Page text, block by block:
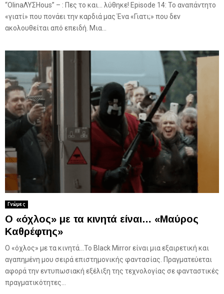
“OlinaΛΥΣΗous” – : Πες το και… λύθηκε! Episode 14: Το αναπάντητο
«γιατί» που πονάει την καρδιά μας Ένα «Γιατι;» που δεν
ακολουθείται από επειδή. Μια...
Γνώμες
O «όχλος» με τα κινητά είναι… «Μαύρος
Καθρέφτης»
O «όχλος» με τα κινητά…Το Black Mirror είναι μια εξαιρετική και
αγαπημένη μου σειρά επιστημονικής φαντασίας. Πραγματεύεται
αφορά την εντυπωσιακή εξέλιξη της τεχνολογίας σε φανταστικές
πραγματικότητες...